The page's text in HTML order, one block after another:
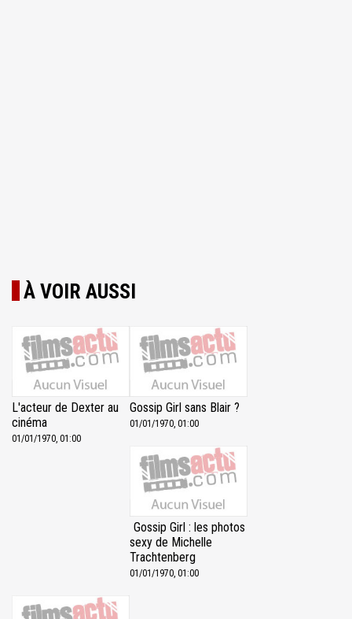
À VOIR AUSSI
L'acteur de Dexter au
cinéma
01/01/1970, 01:00
Gossip Girl sans Blair ?
01/01/1970, 01:00
Gossip Girl : les photos
sexy de Michelle
Trachtenberg
01/01/1970, 01:00